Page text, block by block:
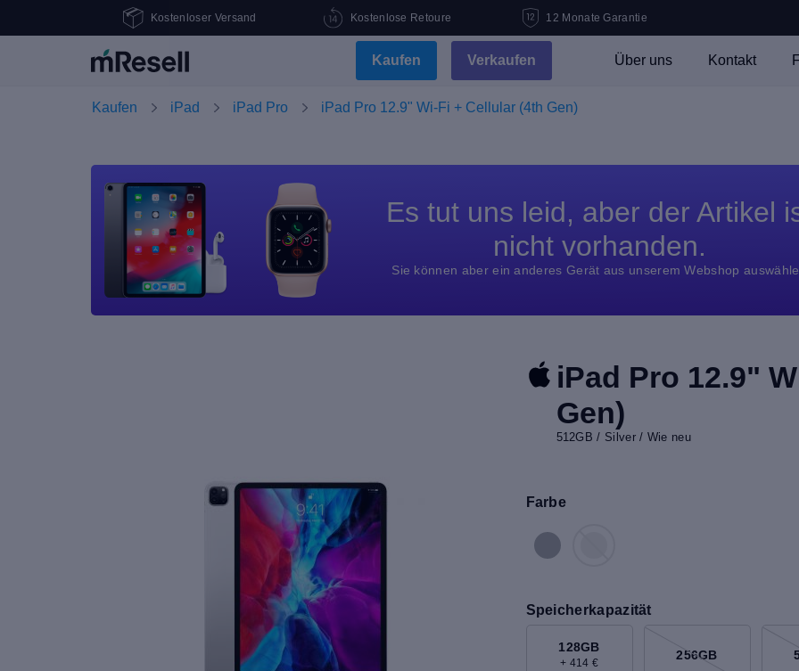
Kostenloser Versand Kostenlose Retoure 12 Monate Garantie
Kaufen Verkaufen Über uns Kontakt
Kaufen iPad iPad Pro iPad Pro 12.9" Wi-Fi + Cellular (4th Gen)
Es tut uns leid, aber der Artikel
nicht vorhanden.
Sie können aber ein anderes Gerät aus unserem Webshop
iPad Pro 12.9"
Gen)
512GB / Silver / Wie neu
Farbe
Speicherkapazität
128GB
+ 414 €
256GB